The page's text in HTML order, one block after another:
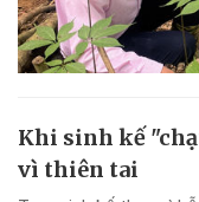
Khi sinh kế
vì thiên tai